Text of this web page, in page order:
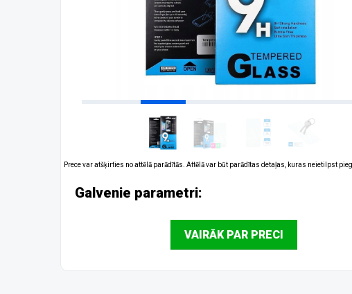
Prece var atšķirties no attēlā parādītās. Attēlā var būt parādītas detaļas, kuras neietilpst
Galvenie parametri:
VAIRĀK PAR PRECI